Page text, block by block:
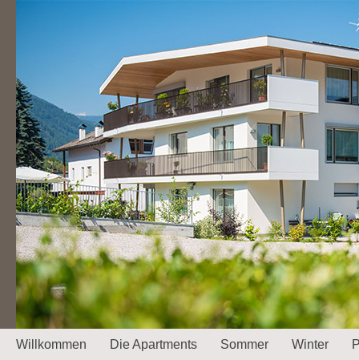
Willkommen Die Apartments Sommer Winter